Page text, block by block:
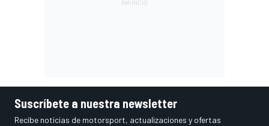
Suscríbete a nuestra newsletter
Recibe noticias de motorsport, actualizaciones y ofertas